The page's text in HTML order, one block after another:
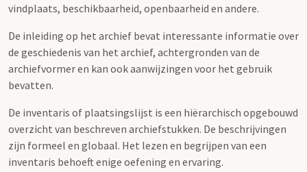
vindplaats, beschikbaarheid, openbaarheid en andere.
De inleiding op het archief bevat interessante informatie over
de geschiedenis van het archief, achtergronden van de
archiefvormer en kan ook aanwijzingen voor het gebruik
bevatten.
De inventaris of plaatsingslijst is een hiërarchisch opgebouwd
overzicht van beschreven archiefstukken. De beschrijvingen
zijn formeel en globaal. Het lezen en begrijpen van een
inventaris behoeft enige oefening en ervaring.